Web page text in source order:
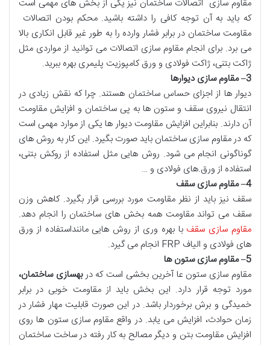
مقاوم سازی اتصالات ساختمان نیز یکی از بخش های مهمی است
که باید به آن توجه کافی را داشته باشید. محکم بودن اتصالات
مقاومت ساختمان در برابر فشار وارده را به طور غیر قابل انکاری بالا
می برد. برای انجام مقاوم سازی اتصالات می توانید از مواردی مثل
ژاکت بتنی، ژاکت فولادی و ورق کامپوزیت پلیمری بهره ببرید.
3
–مقاوم سازی دیوارها
دیوار ها از اجزای حساس ساختمان هستند. چرا که نقش زیادی در
انتقال نیروی سقف و ستون ها به پی ساختمان و افزایش مقاومت
آن دارند. بنابراین افزایش مقاومت دیوار ها یکی از موارد مهمی است
که در مقاوم سازی ساختمان باید صورت بگیرد. این کار به روش های
گوناگونی انجام می شود. روش هایی مثل استفاده از روکش بتنی،
استفاده از ورق.های فولادی و …
4
–مقاوم سازی سقف
سقف نیز باید از نظر مقاومت مورد بررسی قرار بگیرد. کاهش وزن
سقف می تواند مقاومت همه بخش های ساختمان را انجام دهد.
مقاوم سازی سقف با بهره وری از روش هایی ماننداستفاده از ورق
های فولادی و الیاف FRP انجام می گیرد.
5
–مقاوم سازی ستون ها
مقاوم سازی ستون عا آخرین بخشی است که دربهسازی ساختمان،
مورد توجه قرار دارد. این بخش باید از مقاومت خوبی در برابر
خمیدگی و برش برخوردار باشد. در این صورت قابلیت مهار فشار در
زمان حوادث، افزایش می یابد. در واقع مقاوم سازی ستون ها روی
افزایش مقاومت بتن و دیگر مصالح به کار رفته در ساخت ساختمان